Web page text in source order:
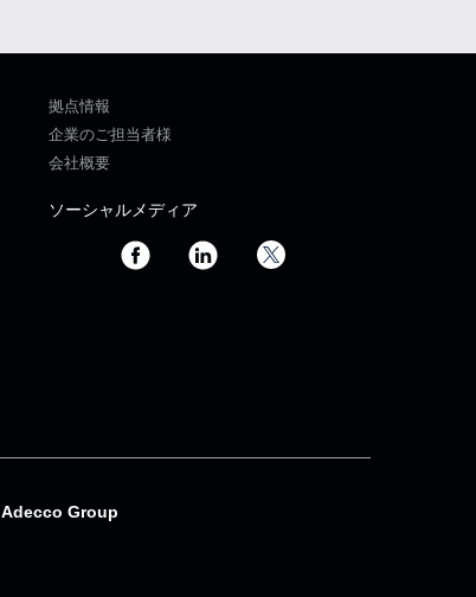
拠点情報
企業のご担当者様
会社概要
ソーシャルメディア
Adecco Group